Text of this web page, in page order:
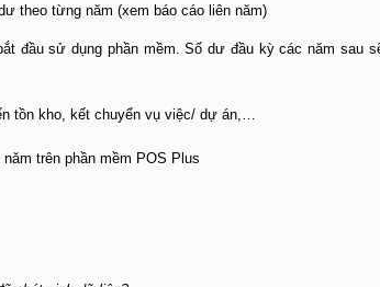
theo từng năm (xem báo cáo liên năm)
đầu sử dụng phần mềm. Số dư đầu kỳ các năm sau
tồn kho, kết chuyển vụ việc/ dự án,…